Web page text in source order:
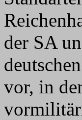
der SA
vor, in